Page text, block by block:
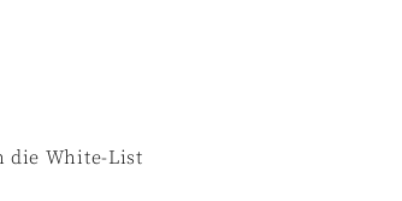
die White-List